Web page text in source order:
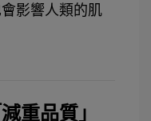
影響人類的肌
重品質」